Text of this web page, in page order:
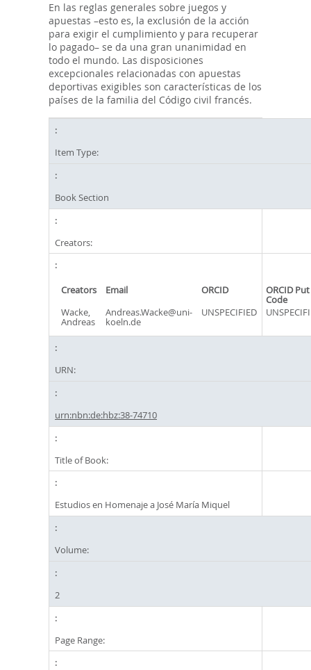
En las reglas generales sobre juegos y
apuestas –esto es, la exclusión de la acción
para exigir el cumplimiento y para recuperar
lo pagado– se da una gran unanimidad en
todo el mundo. Las disposiciones
excepcionales relacionadas con apuestas
deportivas exigibles son características de los
países de la familia del Código civil francés.
Item Type:
Book Section
Creators:
Creators Email ORCID ORCID Put
Code
Wacke,
Andreas
Andreas.Wacke@uni-
koeln.de
UNSPECIFIED
URN:
urn:nbn:de:hbz:38-74710
Title of Book:
Estudios en Homenaje a José María Miquel
Volume:
2
Page Range: